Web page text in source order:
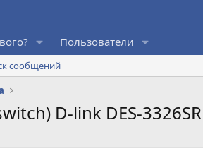
Пользователи
сообщений
D-link DES-3326SR